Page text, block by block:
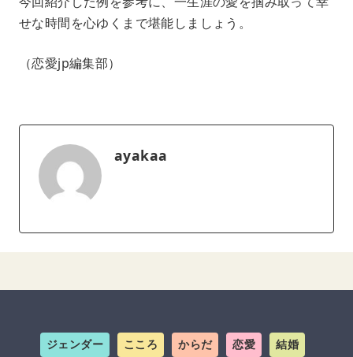
せな時間を心ゆくまで堪能しましょう。
（恋愛jp編集部）
ayakaa
ジェンダー こころ からだ 恋愛 結婚